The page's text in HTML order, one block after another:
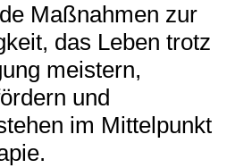
Maßnahmen zur
das Leben trotz
meistern,
und
im Mittelpunkt